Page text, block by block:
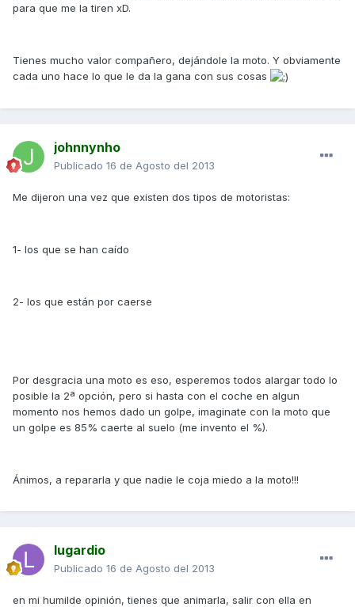
para que me la tiren xD.
Tienes mucho valor compañero, dejándole la moto. Y obviamente
cada uno hace lo que le da la gana con sus cosas
johnnynho
Publicado 16 de Agosto del 2013
Me dijeron una vez que existen dos tipos de motoristas:
1- los que se han caído
2- los que están por caerse
Por desgracia una moto es eso, esperemos todos alargar todo lo
posible la 2ª opción, pero si hasta con el coche en algun
momento nos hemos dado un golpe, imaginate con la moto que
un golpe es 85% caerte al suelo (me invento el %).
Ánimos, a repararla y que nadie le coja miedo a la moto!!!
lugardio
Publicado 16 de Agosto del 2013
en mi humilde opinión, tienes que animarla, salir con ella en